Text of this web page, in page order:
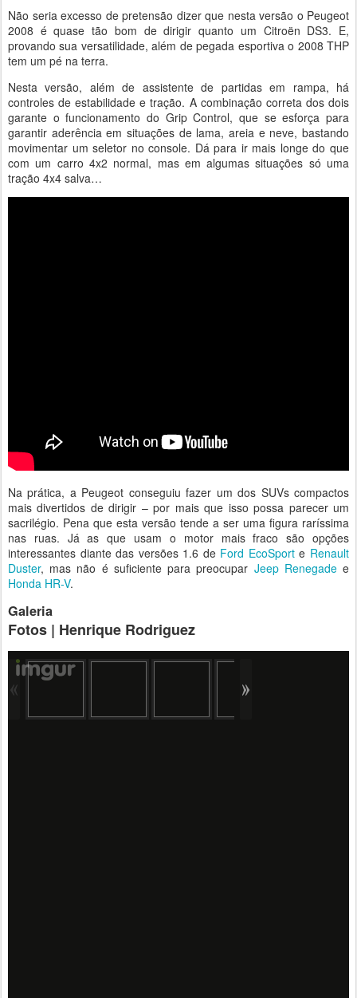
Não seria excesso de pretensão dizer que nesta versão o Peugeot
2008 é quase tão bom de dirigir quanto um Citroën DS3. E,
provando sua versatilidade, além de pegada esportiva o 2008 THP
tem um pé na terra.
Nesta versão, além de assistente de partidas em rampa, há
controles de estabilidade e tração. A combinação correta dos dois
garante o funcionamento do Grip Control, que se esforça para
garantir aderência em situações de lama, areia e neve, bastando
movimentar um seletor no console. Dá para ir mais longe do que
com um carro 4x2 normal, mas em algumas situações só uma
tração 4x4 salva…
Na prática, a Peugeot conseguiu fazer um dos SUVs compactos
mais divertidos de dirigir – por mais que isso possa parecer um
sacrilégio. Pena que esta versão tende a ser uma figura raríssima
nas ruas. Já as que usam o motor mais fraco são opções
interessantes diante das versões 1.6 de Ford EcoSporte Renault
Duster, mas não é suficiente para preocupar Jeep Renegadee
Honda HR-V.
Galeria
Fotos | Henrique Rodriguez